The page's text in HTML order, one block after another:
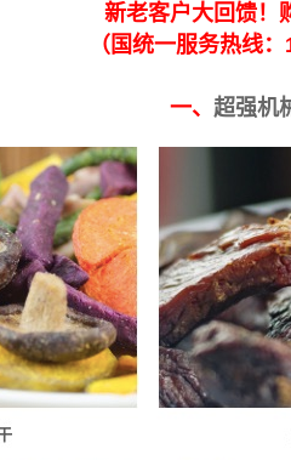
新老客户大回馈！
（国统一服务热线
一、 超强机